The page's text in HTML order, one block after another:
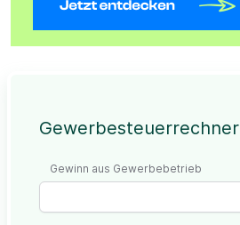
Gewerbesteuerrechner
Gewinn aus Gewerbebetrieb